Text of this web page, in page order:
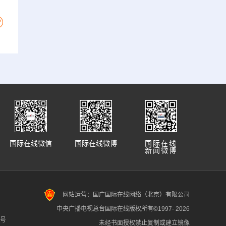
国际在线
新闻微博
国际在线微博
国际在线微信
网站运营：国广国际在线网络（北京）有限公司
中央广播电视总台国际在线版权所有©1997- 2026
未经书面授权禁止复制或建立镜像